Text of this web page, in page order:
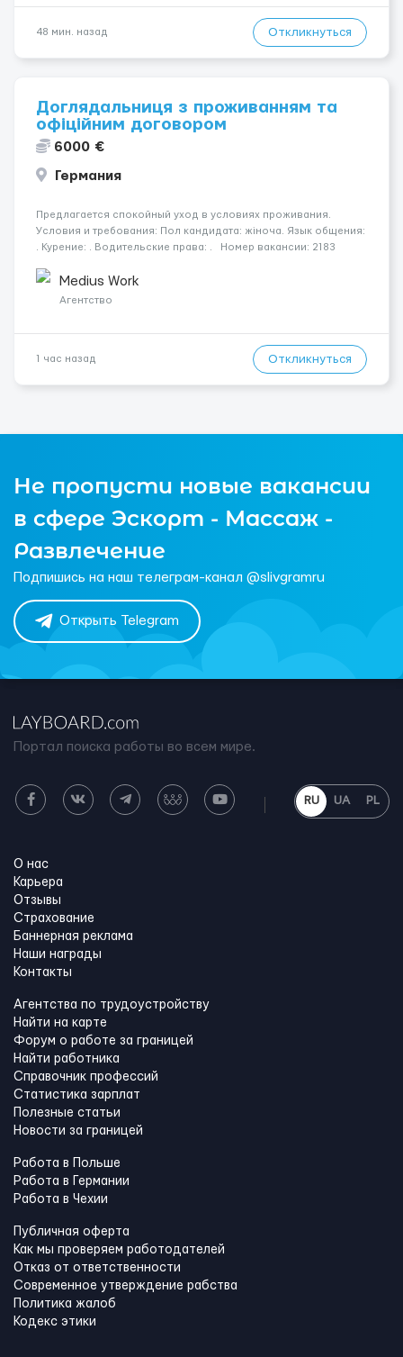
48 мин. назад Откликнуться
Доглядальниця з проживанням та
офіційним договором
6000 €
Германия
Предлагается спокойный уход в условиях проживания.
Условия и требования: Пол кандидата: жіноча. Язык общения:
. Курение: . Водительские права: . Номер вакансии: 2183
Укр...Medius Work
Агентство
1 час назад Откликнуться
Не пропусти новые вакансии
в сфере Эскорт - Массаж -
Развлечение
Подпишись на наш телеграм-канал @slivgramru
Открыть Telegram
Портал поиска работы во всем мире.
RU UA PL
О нас
Карьера
Отзывы
Страхование
Баннерная реклама
Наши награды
Контакты
Агентства по трудоустройству
Найти на карте
Форум о работе за границей
Найти работника
Справочник профессий
Статистика зарплат
Полезные статьи
Новости за границей
Работа в Польше
Работа в Германии
Работа в Чехии
Публичная оферта
Как мы проверяем работодателей
Отказ от ответственности
Современное утверждение рабства
Политика жалоб
Кодекс этики